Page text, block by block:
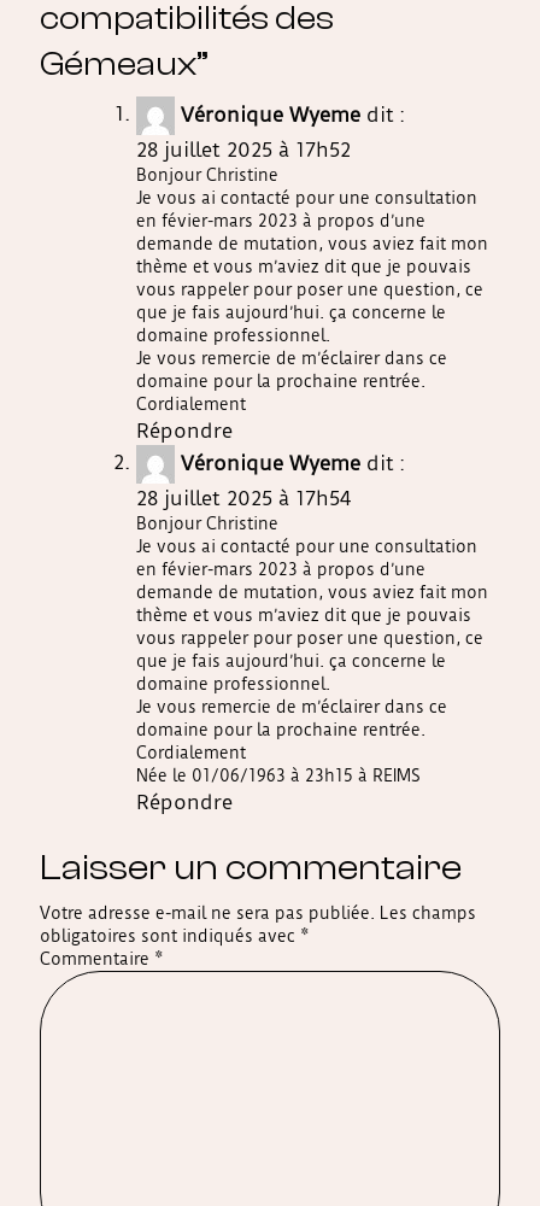
compatibilités des
Gémeaux”
Véronique Wyeme dit :
28 juillet 2025 à 17h52
Bonjour Christine
Je vous ai contacté pour une consultation
en févier-mars 2023 à propos d’une
demande de mutation, vous aviez fait mon
thème et vous m’aviez dit que je pouvais
vous rappeler pour poser une question, ce
que je fais aujourd’hui. ça concerne le
domaine professionnel.
Je vous remercie de m’éclairer dans ce
domaine pour la prochaine rentrée.
Cordialement
Répondre
Véronique Wyeme dit :
28 juillet 2025 à 17h54
Bonjour Christine
Je vous ai contacté pour une consultation
en févier-mars 2023 à propos d’une
demande de mutation, vous aviez fait mon
thème et vous m’aviez dit que je pouvais
vous rappeler pour poser une question, ce
que je fais aujourd’hui. ça concerne le
domaine professionnel.
Je vous remercie de m’éclairer dans ce
domaine pour la prochaine rentrée.
Cordialement
Née le 01/06/1963 à 23h15 à REIMS
Répondre
Laisser un commentaire
Votre adresse e-mail ne sera pas publiée.
Les champs
obligatoires sont indiqués avec *
Commentaire *